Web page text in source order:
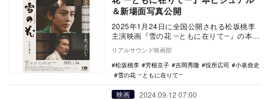
＆新場面写真公開
2025年1月24日に全国公開される松坂桃李
主演映画『雪の花 ―ともに在りて―』の本ビ
ジュアルと新場面写真が公開された。
本…
リアルサウンド映画部
松坂桃李
芳根京子 吉岡秀隆 役所広司
小泉堯史
雪の花 ―ともに在りて―
映画 2024.09.12 07:00